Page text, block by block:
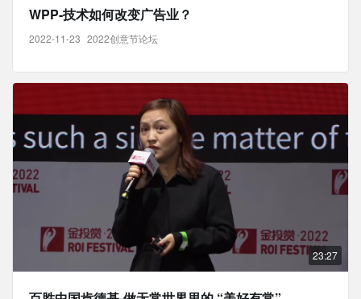
WPP-技术如何改变广告业？
2022-11-23 2022创意节论坛
23:27